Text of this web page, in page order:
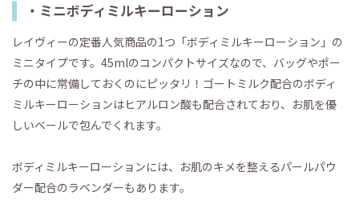
・ミニボディミルキーローション
レイヴィーの定番人気商品の1つ「ボディミルキーローション」の
ミニタイプです。45mlのコンパクトサイズなので、バッグやポー
チの中に常備しておくのにピッタリ！ゴートミルク配合のボディ
ミルキーローションはヒアルロン酸も配合されており、お肌を優
しいベールで包んでくれます。
ボディミルキーローションには、お肌のキメを整えるパールパウ
ダー配合のラベンダーもあります。